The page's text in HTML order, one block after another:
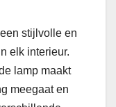
stijlvolle en
elk interieur.
lamp maakt
meegaat en